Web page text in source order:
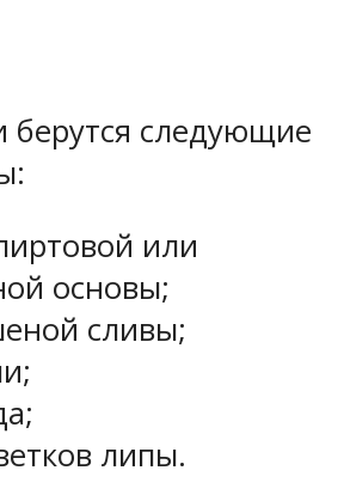
берутся следующие
или
основы;
сливы;
липы.